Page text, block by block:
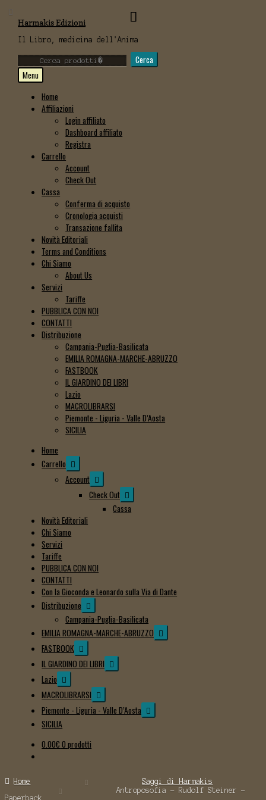
Vai
alla
navigazione
Vai
al
contenuto
Harmakis Edizioni
Il Libro, medicina dell'Anima
Cerca:
Cerca
Menu
Home
Affiliazioni
Login affiliato
Dashboard affiliato
Registra
Carrello
Account
Check Out
Cassa
Conferma di acquisto
Cronologia acquisti
Transazione fallita
Novità Editoriali
Terms and Conditions
Chi Siamo
About Us
Servizi
Tariffe
PUBBLICA CON NOI
CONTATTI
Distribuzione
Campania-Puglia-Basilicata
EMILIA ROMAGNA-MARCHE-ABRUZZO
FASTBOOK
IL GIARDINO DEI LIBRI
Lazio
MACROLIBRARSI
Piemonte - Liguria - Valle D’Aosta
SICILIA
Home
Carrello Espandi
il
menu
child
Account Espandi
il
menu
child
Check Out Espandi
il
Cassa
Novità Editoriali
Chi Siamo
Servizi
Tariffe
PUBBLICA CON NOI
CONTATTI
Con la Gioconda e Leonardo sulla Via di Dante
Distribuzione Espandi
il
menu
child
Campania-Puglia-Basilicata
EMILIA ROMAGNA-MARCHE-ABRUZZO Espandi
il
FASTBOOK Espandi
il
menu
IL GIARDINO DEI LIBRI Espandi
il
Lazio Espandi
il
menu
child
MACROLIBRARSI Espandi
il
menu
Piemonte - Liguria - Valle D’Aosta Espandi
il
SICILIA
0.00€ 0 prodotti
Home
Saggi di Harmakis
Antroposofia - Rudolf Steiner -
Paperback